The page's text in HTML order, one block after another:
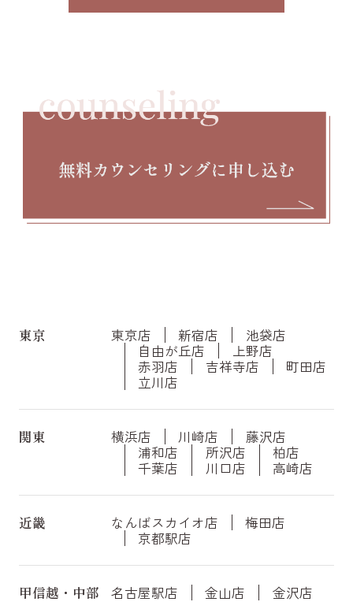
東京 東京店 新宿店
池袋店
自由が丘店
上野店
赤羽店
吉祥寺店
町田店
立川店
関東 横浜店 川崎店
藤沢店
浦和店
所沢店
柏店
千葉店
川口店 高崎店
近畿 なんばスカイオ店
梅田店
京都駅店
甲信越・中部 名古屋駅店 金山店 金沢店